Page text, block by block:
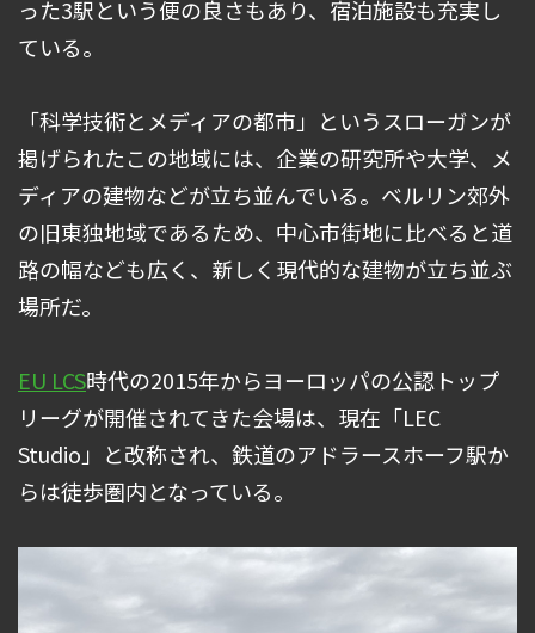
った3駅という便の良さもあり、宿泊施設も充実し
ている。
「科学技術とメディアの都市」というスローガンが
掲げられたこの地域には、企業の研究所や大学、メ
ディアの建物などが立ち並んでいる。ベルリン郊外
の旧東独地域であるため、中心市街地に比べると道
路の幅なども広く、新しく現代的な建物が立ち並ぶ
場所だ。
EU LCS時代の2015年からヨーロッパの公認トップ
リーグが開催されてきた会場は、現在「LEC
Studio」と改称され、鉄道のアドラースホーフ駅か
らは徒歩圏内となっている。